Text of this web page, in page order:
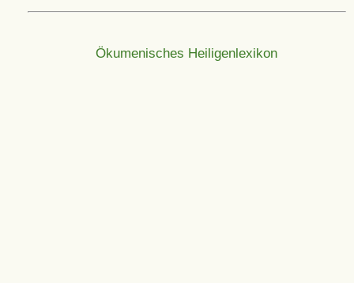
Ökumenisches Heiligenlexikon